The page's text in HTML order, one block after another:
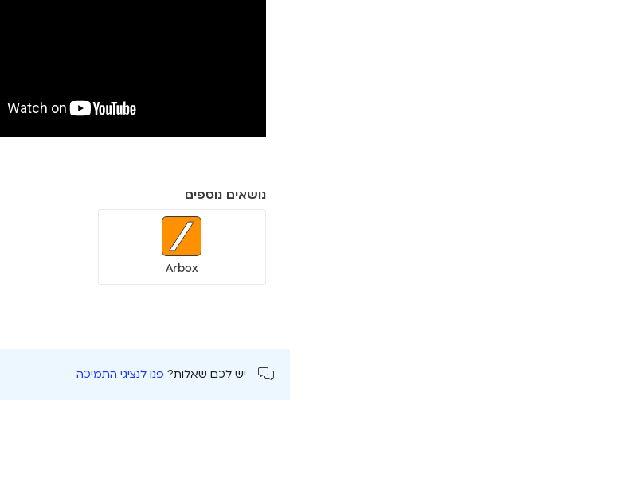
נושאים נוספים
Arbox
יש לכם שאלות? פנו לנציגי התמיכה